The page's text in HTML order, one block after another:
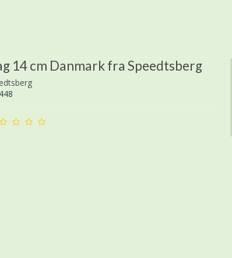
14 cm Danmark fra Speedtsberg